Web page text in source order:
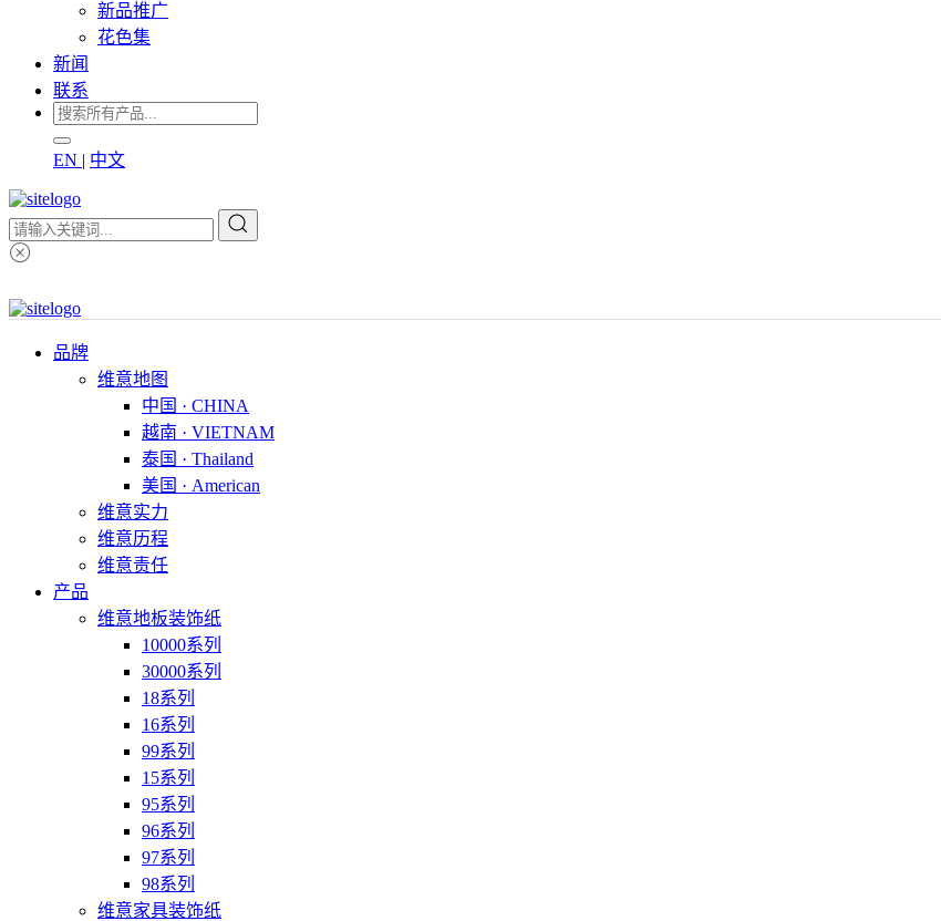
新品推广
花色集
新闻
联系
EN | 中文
品牌
维意地图
中国 · CHINA
越南 · VIETNAM
泰国 · Thailand
美国 · American
维意实力
维意历程
维意责任
产品
维意地板装饰纸
10000系列
30000系列
18系列
16系列
99系列
15系列
95系列
96系列
97系列
98系列
维意家具装饰纸